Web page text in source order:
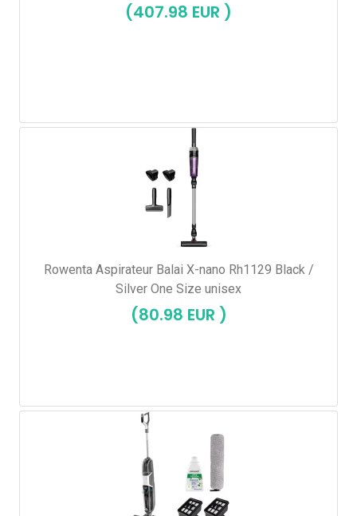
(407.98 EUR )
Rowenta Aspirateur Balai X-nano Rh1129 Black /
Silver One Size unisex
(80.98 EUR )